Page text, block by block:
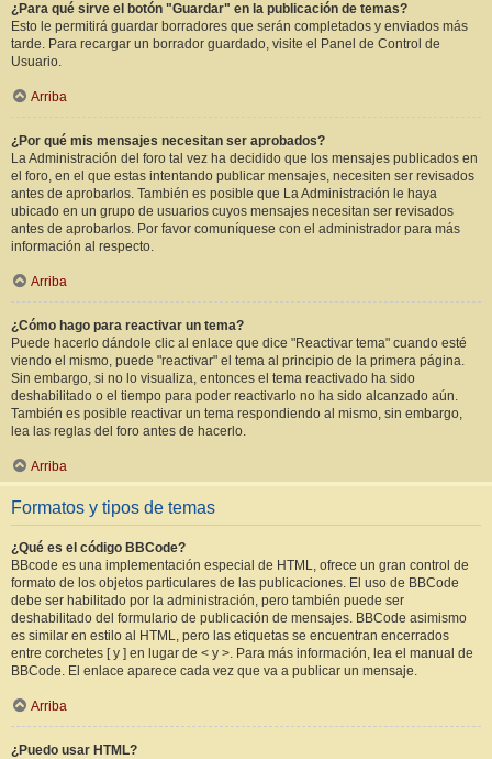
¿Para qué sirve el botón "Guardar" en la publicación de temas?
Esto le permitirá guardar borradores que serán completados y enviados más
tarde. Para recargar un borrador guardado, visite el Panel de Control de
Usuario.
Arriba
¿Por qué mis mensajes necesitan ser aprobados?
La Administración del foro tal vez ha decidido que los mensajes publicados en
el foro, en el que estas intentando publicar mensajes, necesiten ser revisados
antes de aprobarlos. También es posible que La Administración le haya
ubicado en un grupo de usuarios cuyos mensajes necesitan ser revisados
antes de aprobarlos. Por favor comuníquese con el administrador para más
información al respecto.
Arriba
¿Cómo hago para reactivar un tema?
Puede hacerlo dándole clic al enlace que dice "Reactivar tema" cuando esté
viendo el mismo, puede "reactivar" el tema al principio de la primera página.
Sin embargo, si no lo visualiza, entonces el tema reactivado ha sido
deshabilitado o el tiempo para poder reactivarlo no ha sido alcanzado aún.
También es posible reactivar un tema respondiendo al mismo, sin embargo,
lea las reglas del foro antes de hacerlo.
Arriba
Formatos y tipos de temas
¿Qué es el código BBCode?
BBcode es una implementación especial de HTML, ofrece un gran control de
formato de los objetos particulares de las publicaciones. El uso de BBCode
debe ser habilitado por la administración, pero también puede ser
deshabilitado del formulario de publicación de mensajes. BBCode asimismo
es similar en estilo al HTML, pero las etiquetas se encuentran encerrados
entre corchetes [ y ] en lugar de < y >. Para más información, lea el manual de
BBCode. El enlace aparece cada vez que va a publicar un mensaje.
Arriba
¿Puedo usar HTML?